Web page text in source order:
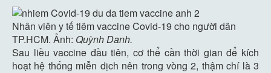
Nhân viên y tế tiêm vaccine Covid-19 cho người dân
TP.HCM. Ảnh: Quỳnh Danh.
Sau liều vaccine đầu tiên, cơ thể cần thời gian để kích
hoạt hệ thống miễn dịch nên trong vòng 2, thậm chí là 3